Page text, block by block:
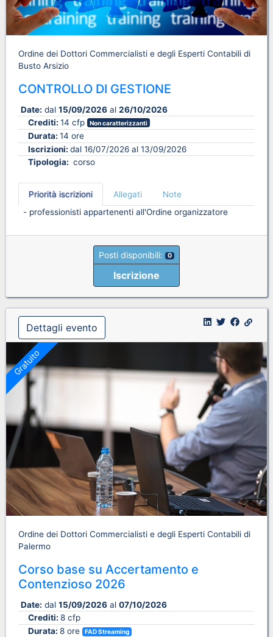
Ordine dei Dottori Commercialisti e degli Esperti Contabili di
Busto Arsizio
CONTROLLO DI GESTIONE
Date: dal 15/09/2026 al 26/10/2026
Crediti: 14 cfp Non caratterizzanti
Durata: 14 ore
Iscrizioni: dal 16/07/2026 al 13/09/2026
Tipologia: corso
Priorità iscrizioni Allegati
Note
- professionisti appartenenti all'Ordine organizzatore
Posti disponibili: 0
Iscrizione
Dettagli evento
Gratuito
Ordine dei Dottori Commercialisti e degli Esperti Contabili di
Palermo
Corso base su Accertamento e
Contenzioso 2026
Date: dal 15/09/2026 al 07/10/2026
Crediti: 8 cfp
Durata: 8 ore FAD Streaming